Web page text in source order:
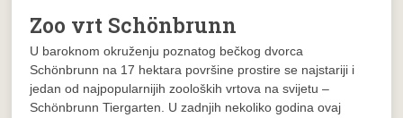
Zoo vrt Schönbrunn
U baroknom okruženju poznatog bečkog dvorca
Schönbrunn na 17 hektara površine prostire se najstariji i
jedan od najpopularnijih zooloških vrtova na svijetu –
Schönbrunn Tiergarten. U zadnjih nekoliko godina ovaj